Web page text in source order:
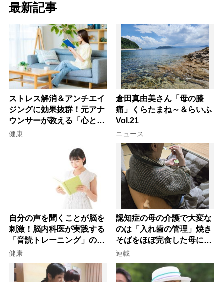
最新記事
ストレス解消＆アンチエイ
ジングに効果抜群！元アナ
ウンサーが教える「心と体
を元気にする音読の習慣」
健康
倉田真由美さん「母の膝
痛」くらたまね～＆らいふ
Vol.21
ニュース
自分の声を聞くことが脳を
刺激！脳内科医が実践する
「音読トレーニング」の極
意
健康
認知症の母の介護で大変な
のは「入れ歯の管理」焼き
そばをほぼ完食した母に息
子が血の気が引いた理由
連載